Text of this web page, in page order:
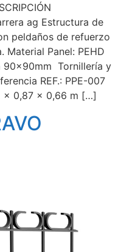
ag Estructura de
peldaños de refuerzo
Material Panel: PEHD
90x90mm Tornillería y
REF.: PPE-007
x 0,87 x 0,66 m […]